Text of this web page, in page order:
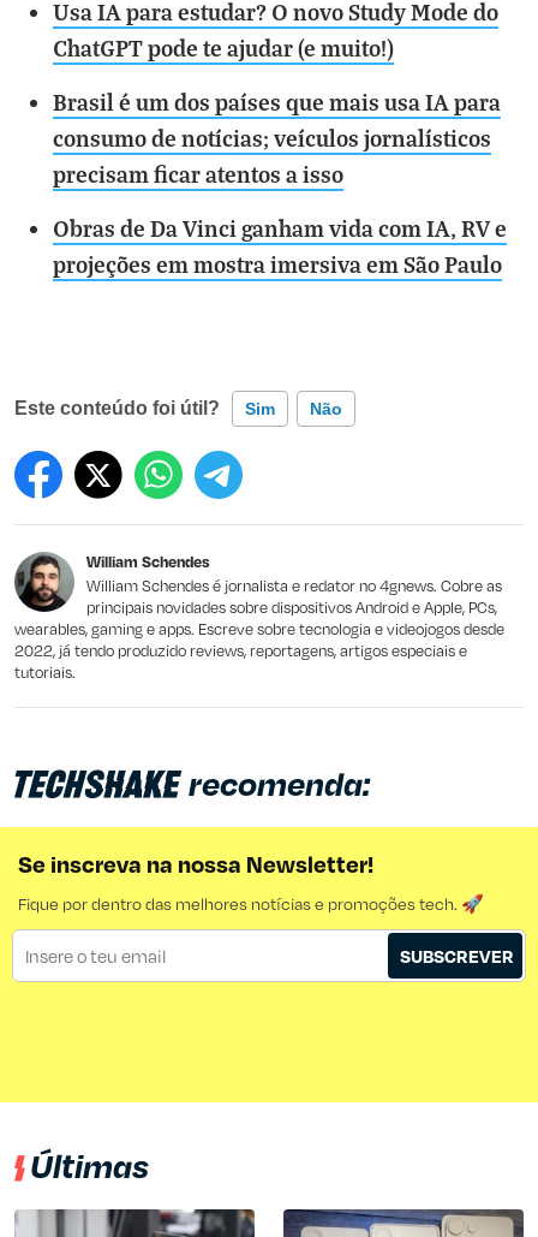
Usa IA para estudar? O novo Study Mode do
ChatGPT pode te ajudar (e muito!)
Brasil é um dos países que mais usa IA para
consumo de notícias; veículos jornalísticos
precisam ficar atentos a isso
Obras de Da Vinci ganham vida com IA, RV e
projeções em mostra imersiva em São Paulo
Este conteúdo foi útil? Sim Não
Este conteúdo contém informação incorreta
Este conteúdo não tem a informação que procuro
Outro
William Schendes
William Schendes é jornalista e redator no 4gnews. Cobre as
principais novidades sobre dispositivos Android e Apple, PCs,
wearables, gaming e apps. Escreve sobre tecnologia e videojogos desde
2022, já tendo produzido reviews, reportagens, artigos especiais e
tutoriais.
recomenda:
Se inscreva na nossa Newsletter!
Fique por dentro das melhores notícias e promoções tech. 🚀
SUBSCREVER
Últimas